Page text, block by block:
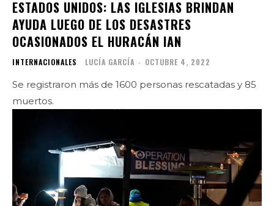
ESTADOS UNIDOS: LAS IGLESIAS BRINDAN
AYUDA LUEGO DE LOS DESASTRES
OCASIONADOS EL HURACÁN IAN
INTERNACIONALES LUCÍA GARCÍA - OCTUBRE 4, 2022
Se registraron más de 1600 personas rescatadas y 85
muertos.